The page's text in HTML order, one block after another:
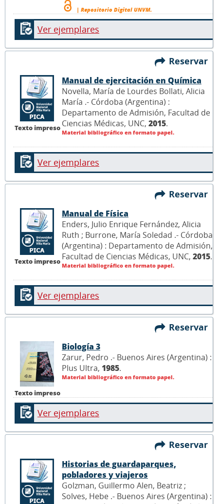
| Repositorio Digital UNVM.
Ver ejemplares
Reservar
Texto impreso
Manual de ejercitación en Química
Novella, María de Lourdes Bollati, Alicia
María .- Córdoba (Argentina) :
Departamento de Admisión, Facultad de
Ciencias Médicas, UNC, 2015.
Material bibliográfico en formato papel.
Ver ejemplares
Reservar
Texto impreso
Manual de Física
Enders, Julio Enrique Fernández, Alicia
Ruth ; Burrone, María Soledad .- Córdoba
(Argentina) : Departamento de Admisión,
Facultad de Ciencias Médicas, UNC, 2015.
Material bibliográfico en formato papel.
Ver ejemplares
Reservar
Texto impreso
Biología 3
Zarur, Pedro .- Buenos Aires (Argentina) :
Plus Ultra, 1985.
Material bibliográfico en formato papel.
Ver ejemplares
Reservar
Historias de guardaparques,
pobladores y viajeros
Golzman, Guillermo Alen, Beatriz ;
Solves, Hebe .- Buenos Aires (Argentina) :